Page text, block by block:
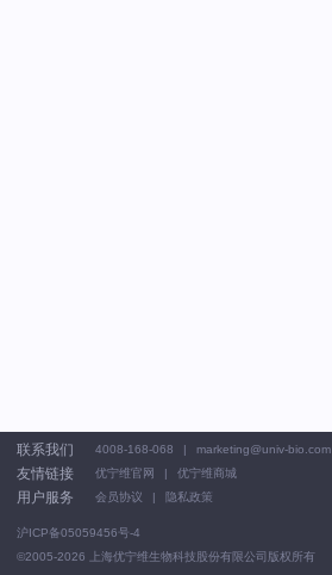
联系我们 4008-168-068 marketing@univ-bio.com
友情链接 优宁维官网 优宁维商城
用户服务 会员协议 隐私政策
沪ICP备05059456号-4
©2005-2026 上海优宁维生物科技股份有限公司版权所有